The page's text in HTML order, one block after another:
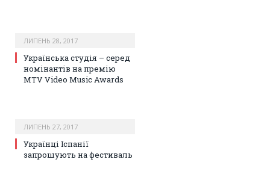
ЛИПЕНЬ 28, 2017
Українська студія – серед
номінантів на премію
MTV Video Music Awards
ЛИПЕНЬ 27, 2017
Українці Іспанії
запрошують на фестиваль